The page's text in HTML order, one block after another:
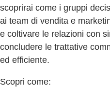
scoprirai come i gruppi
ai team di vendita e
e coltivare le relazioni con
concludere le trattative
ed efficiente.
Scopri come: